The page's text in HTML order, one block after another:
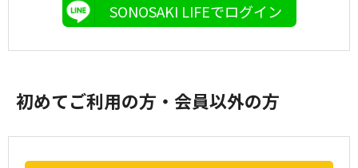
SONOSAKI LIFEでログイン
初めてご利用の方・会員以外の方